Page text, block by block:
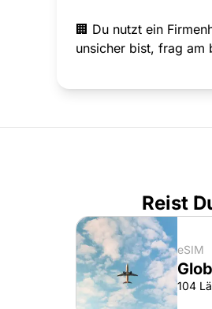
🏢 Du nutzt ein
unsicher bist, frag am
Reist
eSIM
104